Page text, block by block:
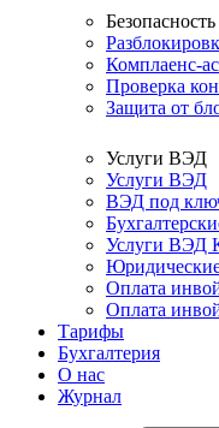
Комплаенс-
Проверка
Защита от
Услуги ВЭД
Услуги ВЭД
ВЭД под
Услуги ВЭД
Оплата
Оплата
Тарифы
Бухгалтерия
О нас
Журнал